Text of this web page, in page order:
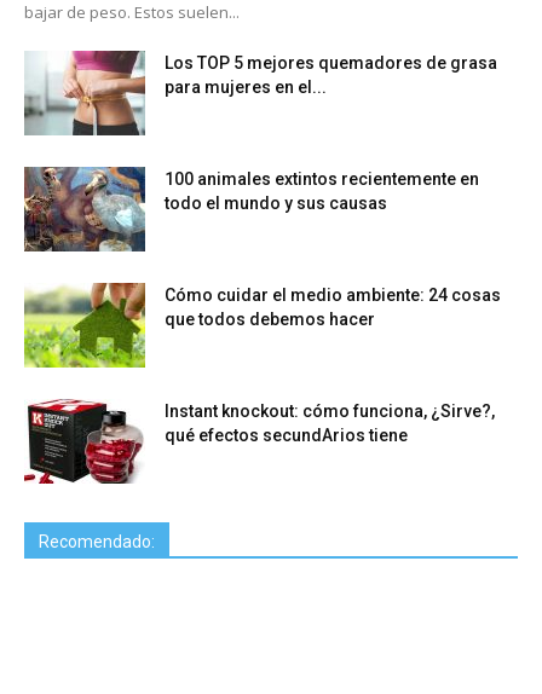
bajar de peso. Estos suelen...
Los TOP 5 mejores quemadores de grasa
para mujeres en el...
100 animales extintos recientemente en
todo el mundo y sus causas
Cómo cuidar el medio ambiente: 24 cosas
que todos debemos hacer
Instant knockout: cómo funciona, ¿Sirve?,
qué efectos secundArios tiene
Recomendado: